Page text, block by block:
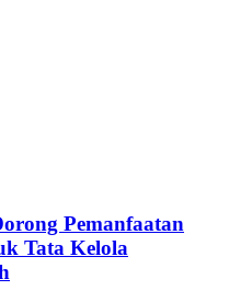
Pemanfaatan
Tata Kelola